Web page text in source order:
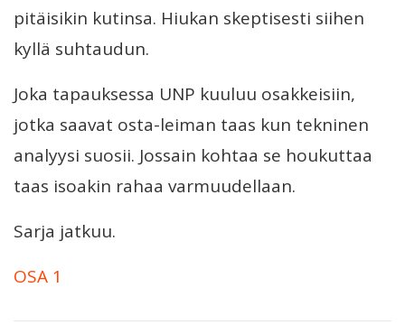
pitäisikin kutinsa. Hiukan skeptisesti siihen
kyllä suhtaudun.
Joka tapauksessa UNP kuuluu osakkeisiin,
jotka saavat osta-leiman taas kun tekninen
analyysi suosii. Jossain kohtaa se houkuttaa
taas isoakin rahaa varmuudellaan.
Sarja jatkuu.
OSA 1